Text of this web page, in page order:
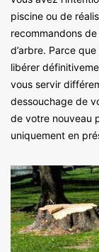
piscine ou de
recommandons
d’arbre. Parce
libérer
vous servir
dessouchage de
de votre nouveau
uniquement en